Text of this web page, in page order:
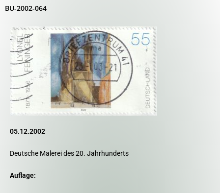
BU-2002-064
05.12.2002
Deutsche Malerei des 20. Jahrhunderts
Auflage: